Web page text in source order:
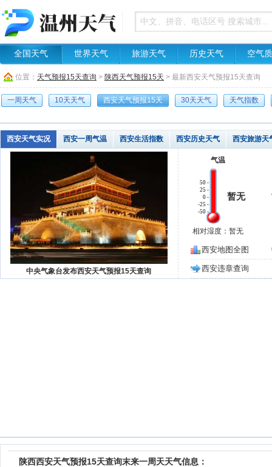
全国天气 世界天气 旅游天气 历史天气 空气
位置： 天气预报15天查询 > 陕西天气预报15天 > 最新西安天气预报15天查询
一周天气 10天天气 西安天气预报15天 30天天气 天气指数
西安天气实况 西安一周气温 西安生活指数 西安历史天气 西安旅游天
气温
50 -
25 -
0 -
-25 -
-50 -
暂无
相对湿度：暂无
西安地图全图
西安违章查询
中央气象台发布西安天气预报15天查询
陕西西安天气预报15天查询末来一周天天气信息：